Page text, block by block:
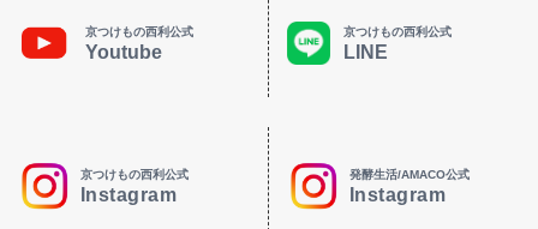
京つけもの西利公式
Youtube
京つけもの西利公式
LINE
京つけもの西利公式
Instagram
発酵生活/AMACO公式
Instagram